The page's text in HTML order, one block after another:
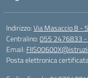
Indirizzo:Via Masaccio 8 -
Centralino:055 2476833
Email:
Posta elettronica